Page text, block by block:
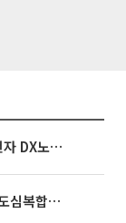
3445억 자사주 지급 마쳤는데...삼성전자 DX노조, 뒤늦은 '떼쓰기 집회'
영끌 '주택공급' 대책 임박⋯비아파트·도심복합까지 총동원